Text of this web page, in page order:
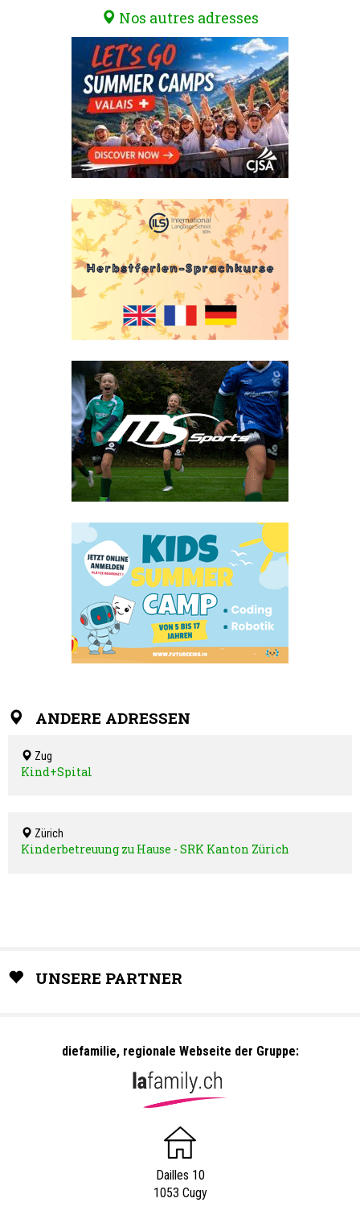
Nos autres adresses
ANDERE ADRESSEN
Zug
Kind+Spital
Zürich
Kinderbetreuung zu Hause - SRK Kanton Zürich
UNSERE PARTNER
diefamilie, regionale Webseite der Gruppe:
Dailles 10
1053 Cugy